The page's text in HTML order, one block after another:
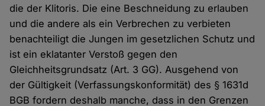
die der Klitoris. Die eine Beschneidung zu erlauben
und die andere als ein Verbrechen zu verbieten
benachteiligt die Jungen im gesetzlichen Schutz und
ist ein eklatanter Verstoß gegen den
Gleichheitsgrundsatz (Art. 3 GG). Ausgehend von
der Gültigkeit (Verfassungskonformität) des § 1631d
BGB fordern deshalb manche, dass in den Grenzen